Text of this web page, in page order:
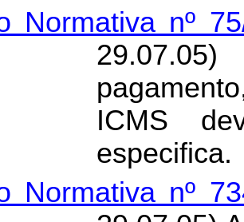
Normativa nº
ICMS
especifica.
Normativa nº